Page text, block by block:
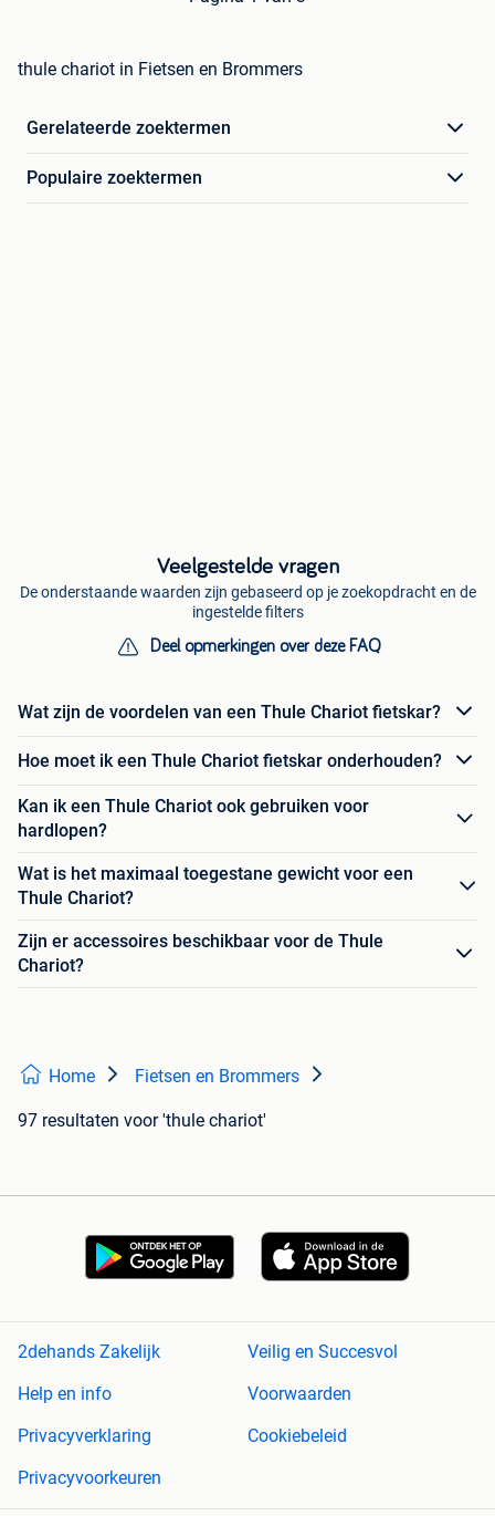
thule chariot in Fietsen en Brommers
Gerelateerde zoektermen
Populaire zoektermen
Veelgestelde vragen
De onderstaande waarden zijn gebaseerd op je zoekopdracht en de
ingestelde filters
Deel opmerkingen over deze FAQ
Wat zijn de voordelen van een Thule Chariot fietskar?
Hoe moet ik een Thule Chariot fietskar onderhouden?
Kan ik een Thule Chariot ook gebruiken voor
hardlopen?
Wat is het maximaal toegestane gewicht voor een
Thule Chariot?
Zijn er accessoires beschikbaar voor de Thule
Chariot?
Home Fietsen en Brommers
97 resultaten voor 'thule chariot'
2dehands Zakelijk
Veilig en Succesvol
Help en info
Voorwaarden
Privacyverklaring
Cookiebeleid
Privacyvoorkeuren